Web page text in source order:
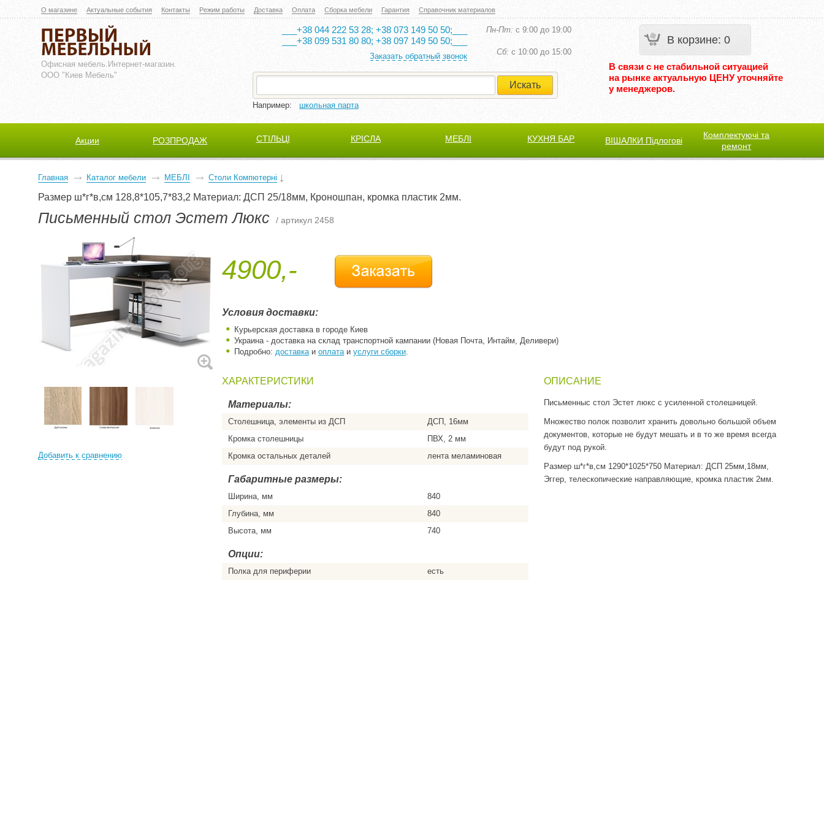
О магазине Актуальные события Контакты Режим работы Доставка Оплата Сборка мебели Гарантия Справочник материалов
Офисная мебель. Интернет-магазин.
ООО "Киев Мебель"
В корзине: 0
В связи с не стабильной ситуацией
на рынке актуальную ЦЕНУ уточняйте
у менеджеров.
___+38 044 222 53 28; +38 073 149 50 50;___
___+38 099 531 80 80; +38 097 149 50 50;___
Пн-Пт: с 9:00 до 19:00
Заказать обратный звонок Cб: с 10:00 до 15:00
Например: школьная парта
Акции РОЗПРОДАЖ СТІЛЬЦІ КРІСЛА МЕБЛІ КУХНЯ БАР ВІШАЛКИ Підлогові
Комплектуючі та
ремонт
Главная Каталог мебели МЕБЛІ Столи Компютерні
Размер ш*г*в,см 128,8*105,7*83,2 Материал: ДСП 25/18мм, Кроношпан, кромка пластик 2мм.
Письменный стол Эстет Люкс / артикул 2458
Добавить к сравнению
4900,-
Условия доставки:
Курьерская доставка в городе Киев
Украина - доставка на склад транспортной кампании (Новая Почта, Интайм, Деливери)
Подробно: доставкаи оплатаи услуги сборки.
ХАРАКТЕРИСТИКИ
Материалы:
Столешница, элементы из ДСП
ДСП, 16мм
Кромка столешницы
ПВХ, 2 мм
Кромка остальных деталей
лента меламиновая
Габаритные размеры:
Ширина, мм
840
Глубина, мм
840
Высота, мм
740
Опции:
Полка для периферии есть
ОПИСАНИЕ
Письменныс стол Эстет люкс с усиленной столешницей.
Множество полок позволит хранить довольно большой объем
документов, которые не будут мешать и в то же время всегда
будут под рукой.
Размер ш*г*в,см 1290*1025*750 Материал: ДСП 25мм,18мм,
Эггер, телескопические направляющие, кромка пластик 2мм.